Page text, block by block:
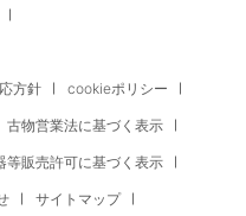
方針 cookieポリシー
古物営業法に基づく表示
等販売許可に基づく表示
サイトマップ